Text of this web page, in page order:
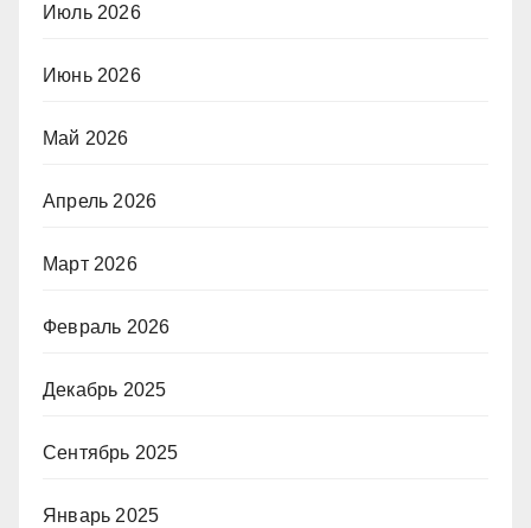
Июль 2026
Июнь 2026
Май 2026
Апрель 2026
Март 2026
Февраль 2026
Декабрь 2025
Сентябрь 2025
Январь 2025